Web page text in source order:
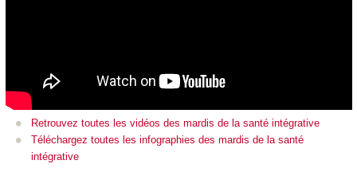
Retrouvez toutes les vidéos des mardis de la santé intégrative
Téléchargez toutes les infographies des mardis de la santé
intégrative